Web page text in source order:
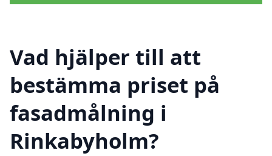
Vad hjälper till att
bestämma priset på
fasadmålning i
Rinkabyholm?